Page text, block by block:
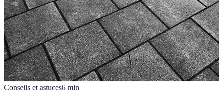
Conseils et astuces6 min